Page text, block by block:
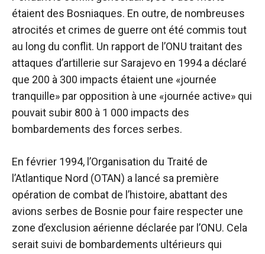
étaient des Bosniaques. En outre, de nombreuses
atrocités et crimes de guerre ont été commis tout
au long du conflit. Un rapport de l’ONU traitant des
attaques d’artillerie sur Sarajevo en 1994 a déclaré
que 200 à 300 impacts étaient une «journée
tranquille» par opposition à une «journée active» qui
pouvait subir 800 à 1 000 impacts des
bombardements des forces serbes.
En février 1994, l’Organisation du Traité de
l’Atlantique Nord (OTAN) a lancé sa première
opération de combat de l’histoire, abattant des
avions serbes de Bosnie pour faire respecter une
zone d’exclusion aérienne déclarée par l’ONU. Cela
serait suivi de bombardements ultérieurs qui